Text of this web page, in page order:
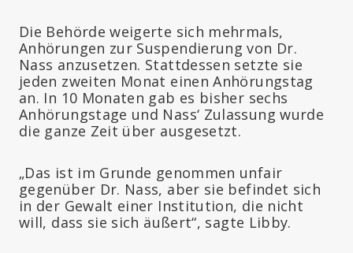
Die Behörde weigerte sich mehrmals,
Anhörungen zur Suspendierung von Dr.
Nass anzusetzen. Stattdessen setzte sie
jeden zweiten Monat einen Anhörungstag
an. In 10 Monaten gab es bisher sechs
Anhörungstage und Nass‘ Zulassung wurde
die ganze Zeit über ausgesetzt.
„Das ist im Grunde genommen unfair
gegenüber Dr. Nass, aber sie befindet sich
in der Gewalt einer Institution, die nicht
will, dass sie sich äußert“, sagte Libby.